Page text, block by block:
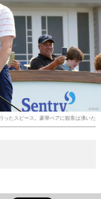
ったスピース。豪華ペアに観客は沸いた